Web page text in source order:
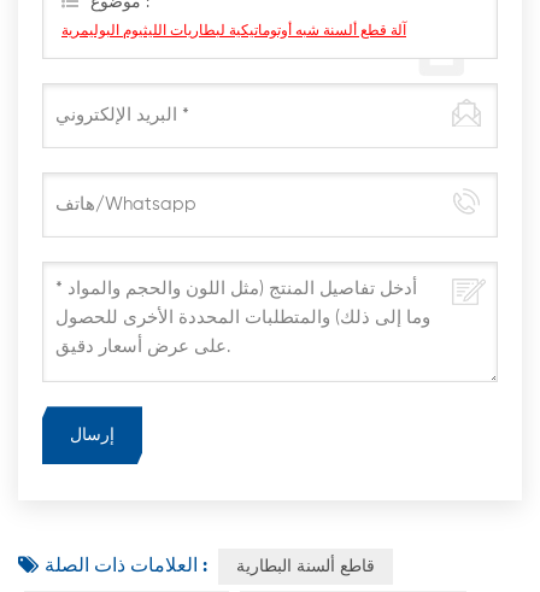
آلة قطع ألسنة شبه أوتوماتيكية لبطاريات الليثيوم البوليمرية
العلامات ذات الصلة : قاطع ألسنة البطارية